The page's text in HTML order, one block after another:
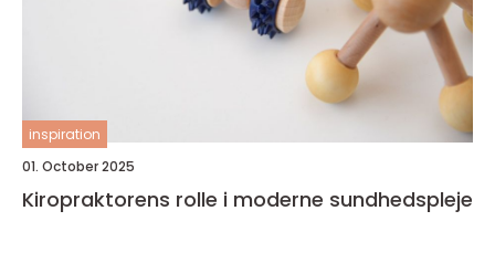
inspiration
01. October 2025
Kiropraktorens rolle i moderne sundhedspleje